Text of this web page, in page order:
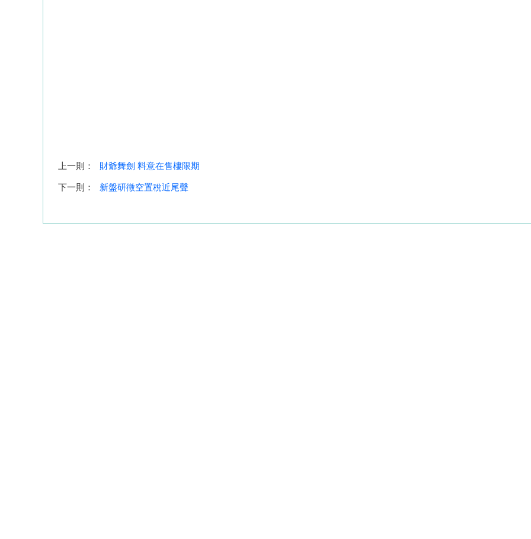
上一則： 財爺舞劍 料意在售樓限期
下一則： 新盤研徵空置稅近尾聲